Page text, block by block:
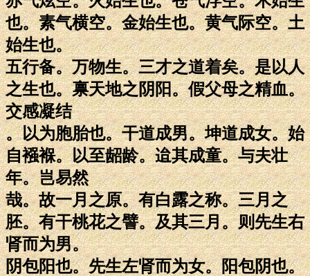
也。素气横空。金始生也。黄气际空。土
始生也。
五行备。万物生。三才之道着矣。是以人
之生也。禀天地之阴阳。假父母之精血。
交感凝结
。以为胞胎也。干道成男。坤道成女。始
自襁褓。以至龆龄。迨其成童。与夫壮
年。岂易然
哉。故一月之原。有白露之称。三月之
胚。有干桃花之譬。及其三月。则先生右
肾而为男。
阴包阳也。先生左肾而为女。阳包阴也。